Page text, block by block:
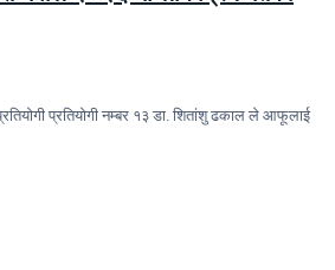
प्रतियोगी नम्बर १३ डा. शितांशु ढकाल ले आफूलाई